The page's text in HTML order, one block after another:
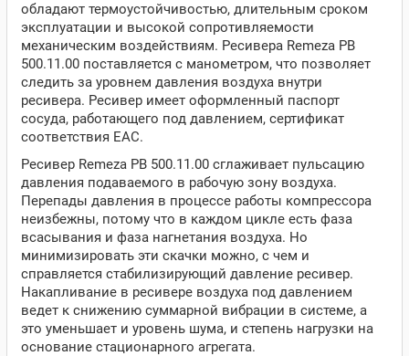
обладают термоустойчивостью, длительным сроком
эксплуатации и высокой сопротивляемости
механическим воздействиям. Ресивера Remeza РВ
500.11.00 поставляется с манометром, что позволяет
следить за уровнем давления воздуха внутри
ресивера. Ресивер имеет оформленный паспорт
сосуда, работающего под давлением, сертификат
соответствия ЕАС.
Ресивер Remeza РВ 500.11.00 сглаживает пульсацию
давления подаваемого в рабочую зону воздуха.
Перепады давления в процессе работы компрессора
неизбежны, потому что в каждом цикле есть фаза
всасывания и фаза нагнетания воздуха. Но
минимизировать эти скачки можно, с чем и
справляется стабилизирующий давление ресивер.
Накапливание в ресивере воздуха под давлением
ведет к снижению суммарной вибрации в системе, а
это уменьшает и уровень шума, и степень нагрузки на
основание стационарного агрегата.